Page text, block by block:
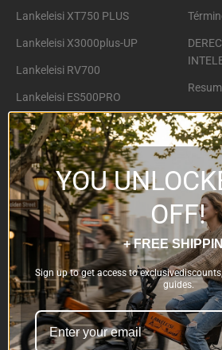
Lankeleisi XT750 PLUS
Lankeleisi X3000plus-UP
Lankeleisi RV700
Lankeleisi ES500PRO
Accesorios
LANKELEISI
Acerca de nosotros
Contáctanos
Blog
Programa de Afiliados
Política de privacidad
YOU
OFF!
+ FREE
Sign up to get access to
guides.